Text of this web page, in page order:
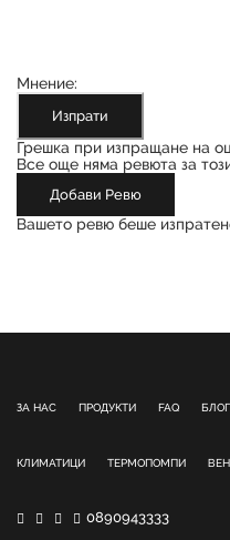
Мнение:
Изпрати
Грешка при изпращане на
Все още няма ревюта за
Добави Ревю
Вашето ревю беше
ЗА НАС ПРОДУКТИ FAQ БЛОГ
КЛИМАТИЦИ ТЕРМОПОМПИ
0890943333